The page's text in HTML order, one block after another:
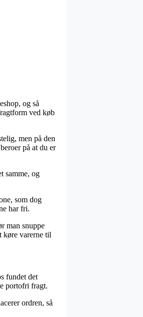
og så
ved køb
men på den
på at du er
samme, og
som dog
har fri.
man snuppe
køre varerne til
fundet det
portofri fragt.
ordren, så